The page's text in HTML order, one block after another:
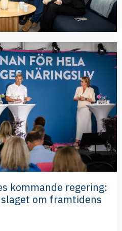
kommande regering:
om framtidens